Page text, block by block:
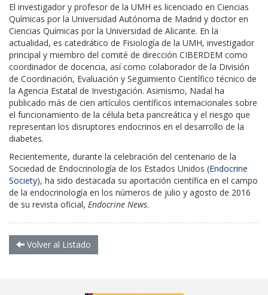
El investigador y profesor de la UMH es licenciado en Ciencias
Químicas por la Universidad Autónoma de Madrid y doctor en
Ciencias Químicas por la Universidad de Alicante. En la
actualidad, es catedrático de Fisiología de la UMH, investigador
principal y miembro del comité de dirección CIBERDEM como
coordinador de docencia, así como colaborador de la División
de Coordinación, Evaluación y Seguimiento Científico técnico de
la Agencia Estatal de Investigación. Asimismo, Nadal ha
publicado más de cien artículos científicos internacionales sobre
el funcionamiento de la célula beta pancreática y el riesgo que
representan los disruptores endocrinos en el desarrollo de la
diabetes.
Recientemente, durante la celebración del centenario de la
Sociedad de Endocrinología de los Estados Unidos (Endocrine
Society), ha sido destacada su aportación científica en el campo
de la endocrinología en los números de julio y agosto de 2016
de su revista oficial, Endocrine News.
Volver al Listado